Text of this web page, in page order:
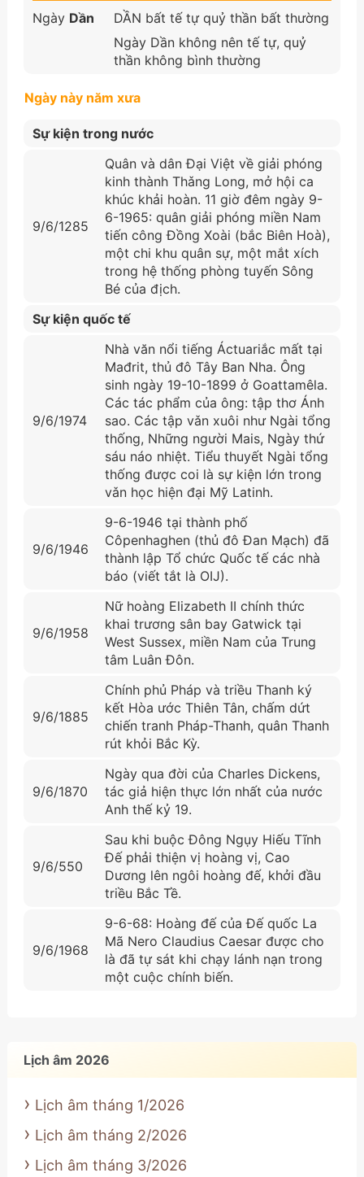
Ngày Dần
DẦN bất tế tự quỷ thần bất thường
Ngày Dần không nên tế tự, quỷ
thần không bình thường
Ngày này năm xưa
Sự kiện trong nước
9/6/1285
Quân và dân Đại Việt về giải phóng
kinh thành Thǎng Long, mở hội ca
khúc khải hoàn. 11 giờ đêm ngày 9-
6-1965: quân giải phóng miền Nam
tiến công Đồng Xoài (bắc Biên Hoà),
một chi khu quân sự, một mắt xích
trong hệ thống phòng tuyến Sông
Bé của địch.
Sự kiện quốc tế
9/6/1974
Nhà văn nổi tiếng Áctuariắc mất tại
Mađrit, thủ đô Tây Ban Nha. Ông
sinh ngày 19-10-1899 ở Goattamêla.
Các tác phẩm của ông: tập thơ Ánh
sao. Các tập vǎn xuôi như Ngài tổng
thống, Những người Mais, Ngày thứ
sáu náo nhiệt. Tiểu thuyết Ngài tổng
thống được coi là sự kiện lớn trong
vǎn học hiện đại Mỹ Latinh.
9/6/1946
9-6-1946 tại thành phố
Côpenhaghen (thủ đô Đan Mạch) đã
thành lập Tổ chức Quốc tế các nhà
báo (viết tắt là OIJ).
9/6/1958
Nữ hoàng Elizabeth II chính thức
khai trương sân bay Gatwick tại
West Sussex, miền Nam của Trung
tâm Luân Đôn.
9/6/1885
Chính phủ Pháp và triều Thanh ký
kết Hòa ước Thiên Tân, chấm dứt
chiến tranh Pháp-Thanh, quân Thanh
rút khỏi Bắc Kỳ.
9/6/1870
Ngày qua đời của Charles Dickens,
tác giả hiện thực lớn nhất của nước
Anh thế kỷ 19.
9/6/550
Sau khi buộc Đông Ngụy Hiếu Tĩnh
Đế phải thiện vị hoàng vị, Cao
Dương lên ngôi hoàng đế, khởi đầu
triều Bắc Tề.
9/6/1968
9-6-68: Hoàng đế của Đế quốc La
Mã Nero Claudius Caesar được cho
là đã tự sát khi chạy lánh nạn trong
một cuộc chính biến.
Lịch âm 2026
Lịch âm tháng 1/2026
Lịch âm tháng 2/2026
Lịch âm tháng 3/2026